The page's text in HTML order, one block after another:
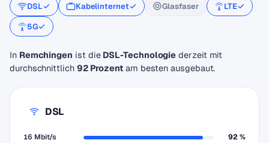
DSL Kabelinternet Glasfaser
LTE
5G
In Remchingen ist die DSL-Technologie derzeit mit
durchschnittlich 92 Prozentam besten ausgebaut.
DSL
16 Mbit/s
92 %